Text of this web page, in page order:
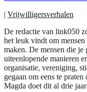
| Vrijwilligersverhalen
De redactie van link050
het leuk vindt om
maken. De mensen die je
uiteenlopende manieren
organisatie, vereniging,
gegaan om eens te
Magda doet dit al drie